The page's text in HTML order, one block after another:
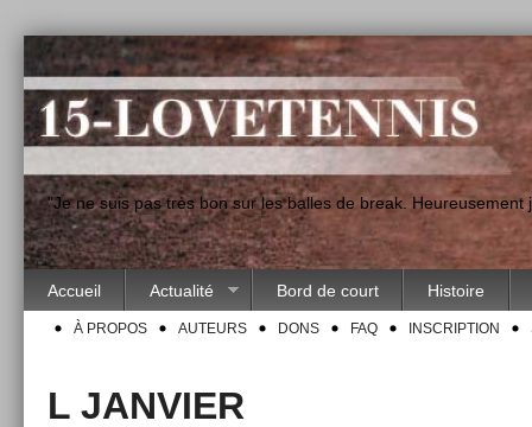
"Je ne suis pas très bon sur les balles de break.
Accueil Actualité Bord de court Histoire
À PROPOS AUTEURS DONS FAQ INSCRIPTION
L JANVIER